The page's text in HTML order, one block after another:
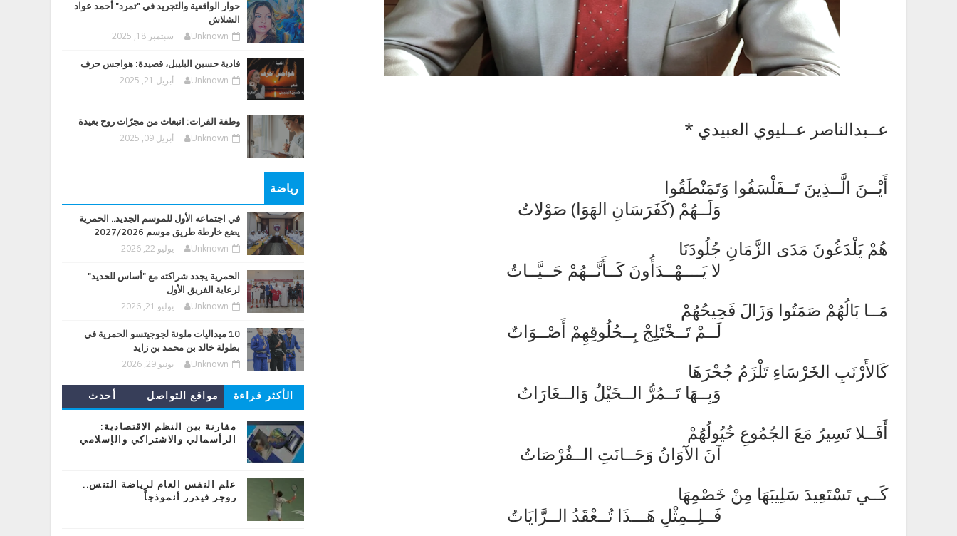
عــبدالناصر عــليوي العبيدي *
أَيْــنَ الَّــذِينَ تَــفَلْسَفُوا وَتَمَنْطَقُوا
وَلَــهُمْ (كَفَرَسَانِ الهَوَا) صَوْلاتُ
هُمْ يَلْدَغُونَ مَدَى الزَّمَانِ جُلُودَنَا
لا يَــــهْــدَأُونَ كَــأَنَّــهُمْ حَــيَّــاتُ
مَــا بَالُهُمْ صَمَتُوا وَزَالَ فَحِيحُهُمْ
لَــمْ تَــخْتَلِجْ بِــحُلُوقِهِمْ أَصْــوَاتٌ
كَالأَرْنَبِ الخَرْسَاءِ تَلْزَمُ جُحْرَهَا
وَبِــهَا تَــمُرُّ الــخَيْلُ وَالــغَارَاتُ
أَفَــلا تَسِيرُ مَعَ الجُمُوعِ خُيُولُهُمْ
آنَ الآوَانُ وَحَــانَتِ الــفُرْصَاتُ
كَــي تَسْتَعِيدَ سَلِيبَهَا مِنْ خَصْمِهَا
فَــلِــمِثْلِ هَـــذَا تُــعْقَدُ الــرَّايَاتُ
حوار الواقعية والتجريد في "تمرد" أحمد عواد
الشلاش
Unknown سبتمبر 18, 2025
فادية حسين البليبل، قصيدة: هواجس حرف
Unknown أبريل 21, 2025
وطفة الفرات: انبعاث من مجرّات روح بعيدة
Unknown أبريل 09, 2025
رياضة
في اجتماعه الأول للموسم الجديد.. الحمرية
يضع خارطة طريق موسم 2027/2026
Unknown يوليو 22, 2026
الحمرية يجدد شراكته مع "أساس للحديد"
لرعاية الفريق الأول
Unknown يوليو 21, 2026
10 ميداليات ملونة لجوجيتسو الحمرية في
بطولة خالد بن محمد بن زايد
Unknown يونيو 29, 2026
الأكثر قراءة مواقع التواصل
أحدث
مقارنة بين النظم الاقتصادية:
الرأسمالي والاشتراكي والإسلامي
علم النفس العام لرياضة التنس..
روجر فيدرر أنموذجاً